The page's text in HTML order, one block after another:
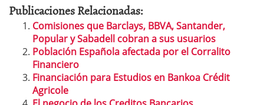
Publicaciones Relacionadas:
Comisiones que Barclays, BBVA, Santander,
Popular y Sabadell cobran a sus usuarios
Población Española afectada por el Corralito
Financiero
Financiación para Estudios en Bankoa Crédit
Agricole